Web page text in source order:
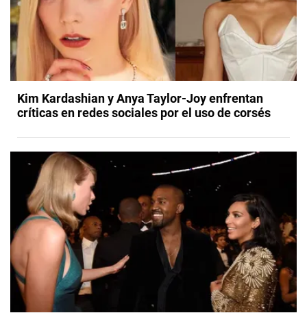
Kim Kardashian y Anya Taylor-Joy enfrentan
críticas en redes sociales por el uso de corsés